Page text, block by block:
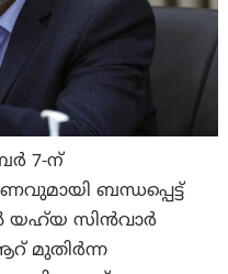
7-ന്
ബന്ധപ്പെട്ട്
യഹ്‌യ സിൻവാർ
മുതിർന്ന